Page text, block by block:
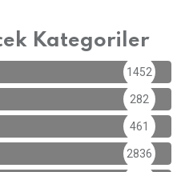
Kategoriler
1452
282
461
2836